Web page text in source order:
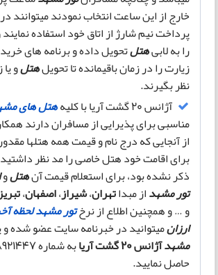
خارج از این ساعت انتخاب نمودند میتوانند
پرداخت نیم شارژ از اتاق خود استفاده
را به لابیهتلتحویل داده و برنامه های
زیارت را در زمان باقیمانده تا تحویلهتلو
نظر بگیرند.
آژانس 20 گشت آریا با کلیه
هتل های
مناسبی برای پذیرایی از مسافران دارند
از آنجایی که درج نام و قیمت همه هتلها
برای اقامت خود هتل خاصی را مد نظر
ذکر نشده بود، برای استعلام قیمت آنهتلو
تور مشهداز مبداتهران،شیراز،اصفهان،
و … و همچنین اطلاع از نرختور مشهد لحظه
ارزانمیتوانید در خبرنامه سایت عضو شده
مشهدآژانس 20 گشت آریا
حاصل نمایید.